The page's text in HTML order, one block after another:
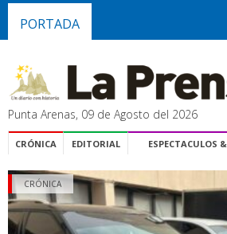
PORTADA
Punta Arenas, 09 de Agosto del 2026
CRÓNICA EDITORIAL ESPECTACULOS
CRÓNICA